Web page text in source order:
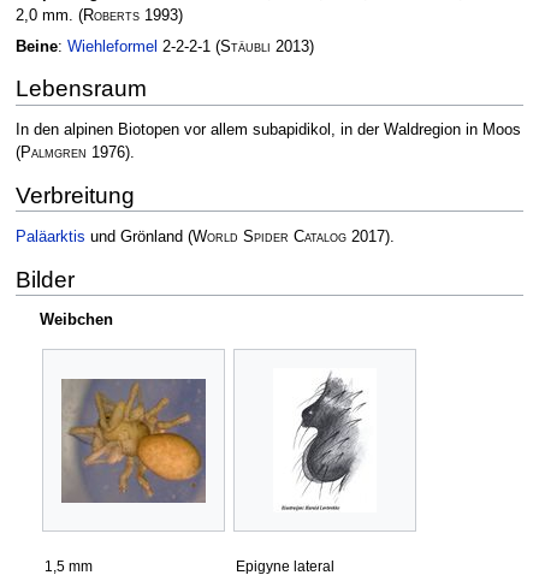
2,0 mm. (Roberts1993)
Beine: Wiehleformel 2-2-2-1 (Stäubli 2013)
Lebensraum
In den alpinen Biotopen vor allem subapidikol, in der Waldregion in Moos
(Palmgren 1976).
Verbreitung
Paläarktis und Grönland (World Spider Catalog2017).
Bilder
Weibchen
1,5 mm Epigyne lateral